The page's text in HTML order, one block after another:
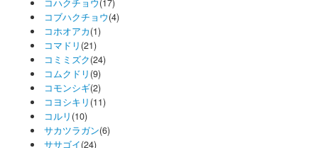
コハクチョウ(17)
コブハクチョウ(4)
コホオアカ(1)
コマドリ (21)
コミミズク(24)
コムクドリ (9)
コモンシギ(2)
コヨシキリ (11)
コルリ (10)
サカツラガン(6)
ササゴイ(24)